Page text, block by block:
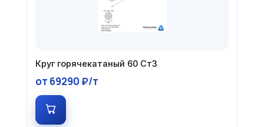
Круг горячекатаный 60 Ст3
от 69290 ₽/т